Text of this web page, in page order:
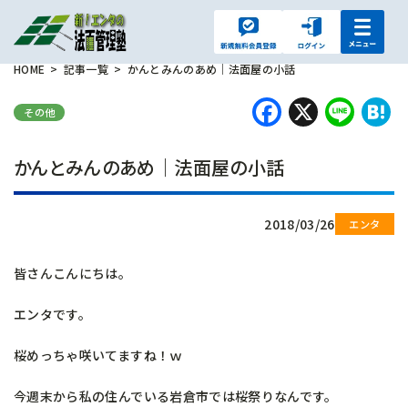
HOME 記事一覧 かんとみんのあめ｜法面屋の小話
その他 X
かんとみんのあめ｜法面屋の小話
2018/03/26
皆さんこんにちは。
エンタです。
桜めっちゃ咲いてますね！ｗ
今週末から私の住んでいる岩倉市では桜祭りなんです。